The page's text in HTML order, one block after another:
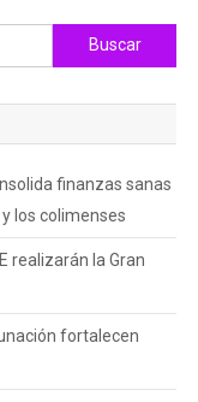
Buscar:
finanzas sanas
los colimenses
realizarán la Gran
fortalecen